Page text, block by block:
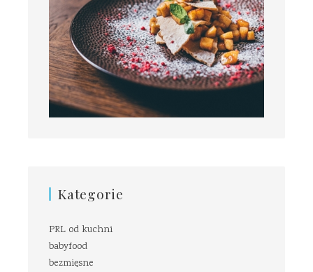
Kategorie
PRL od kuchni
babyfood
bezmięsne